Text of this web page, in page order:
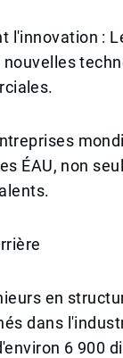
l'innovation :
ÉAU, non
en
dans
6 900